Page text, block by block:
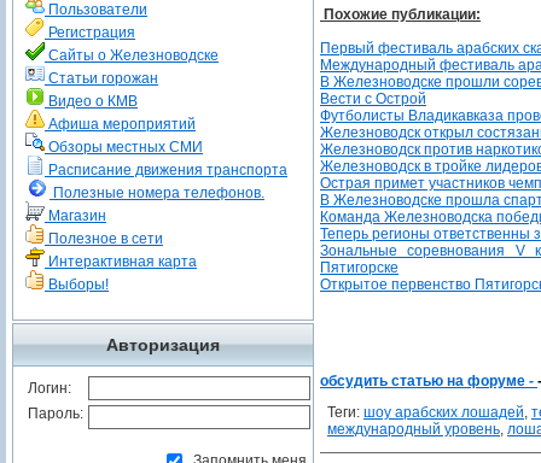
Пользователи
Регистрация
Сайты о Железноводске
Статьи горожан
Видео о КМВ
Афиша мероприятий
Обзоры местных СМИ
Расписание движения транспорта
Полезные номера телефонов.
Магазин
Полезное в сети
Интерактивная карта
Выборы!
Авторизация
Логин:
Пароль:
Похожие публикации:
Первый фестиваль арабских
Международный фестиваль
В Железноводске прошли
Вести с Острой
Футболисты Владикавказа
Железноводск открыл
Железноводск против
Железноводск в тройке
Острая примет участников
В Железноводске прошла
Команда Железноводска
Теперь регионы ответственны
Зональные соревнования V
Пятигорске
Открытое первенство
обсудить статью на форуме -
Теги: шоу арабских лошадей,
международный уровень,